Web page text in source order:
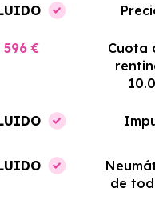
596 €
Cuota
de